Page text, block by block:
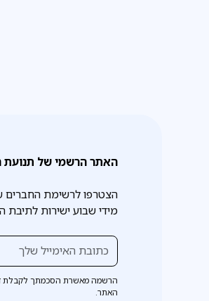
האתר הרשמי של תנועת
הצטרפו לרשימת החברים
מידי שבוע ישירות לתיבת
הרשמה מאשרת הסכמתך לקבלת
האתר.